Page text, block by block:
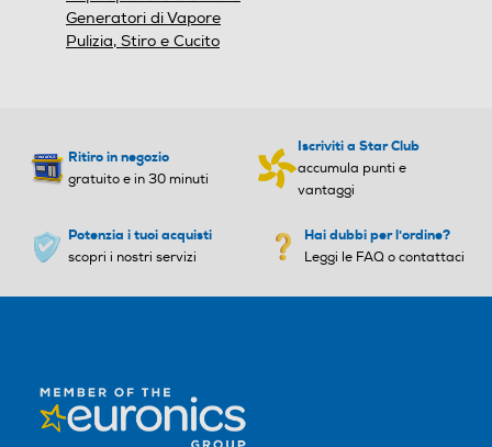
Generatori di Vapore
Pulizia, Stiro e Cucito
Ritiro in negozio
gratuito e in 30 minuti
Iscriviti a Star Club
accumula punti e
vantaggi
Potenzia i tuoi acquisti
scopri i nostri servizi
Hai dubbi per l'ordine?
Leggi le FAQ o contattaci